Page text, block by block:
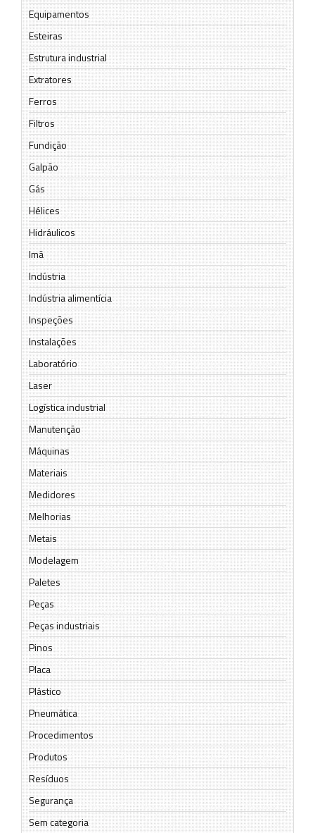
Equipamentos
Esteiras
Estrutura industrial
Extratores
Ferros
Filtros
Fundição
Galpão
Gás
Hélices
Hidráulicos
Imã
Indústria
Indústria alimentícia
Inspeções
Instalações
Laboratório
Laser
Logística industrial
Manutenção
Máquinas
Materiais
Medidores
Melhorias
Metais
Modelagem
Paletes
Peças
Peças industriais
Pinos
Placa
Plástico
Pneumática
Procedimentos
Produtos
Resíduos
Segurança
Sem categoria